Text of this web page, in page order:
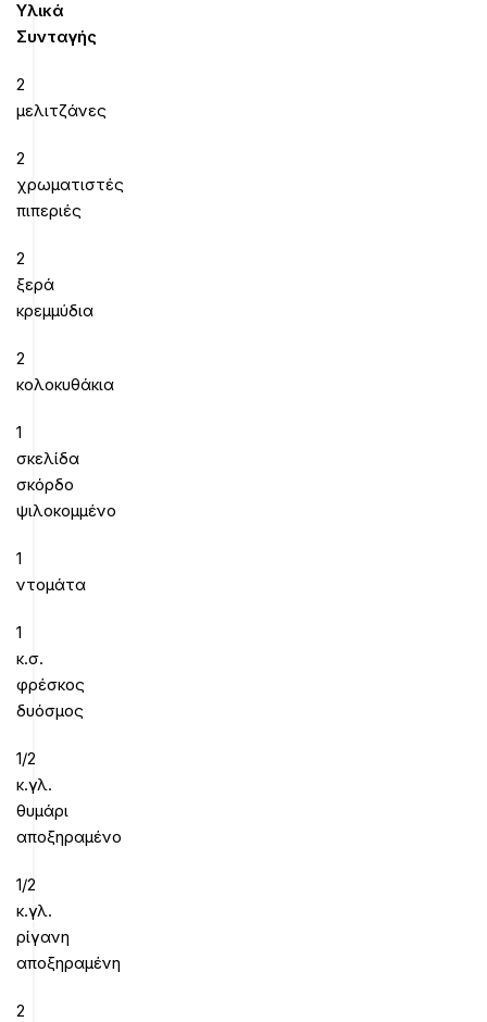
Υλικά
Συνταγής
2
μελιτζάνες
2
χρωματιστές
πιπεριές
2
ξερά
κρεμμύδια
2
κολοκυθάκια
1
σκελίδα
σκόρδο
ψιλοκομμένο
1
ντομάτα
1
κ.σ.
φρέσκος
δυόσμος
1/2
κ.γλ.
θυμάρι
αποξηραμένο
1/2
κ.γλ.
ρίγανη
αποξηραμένη
2